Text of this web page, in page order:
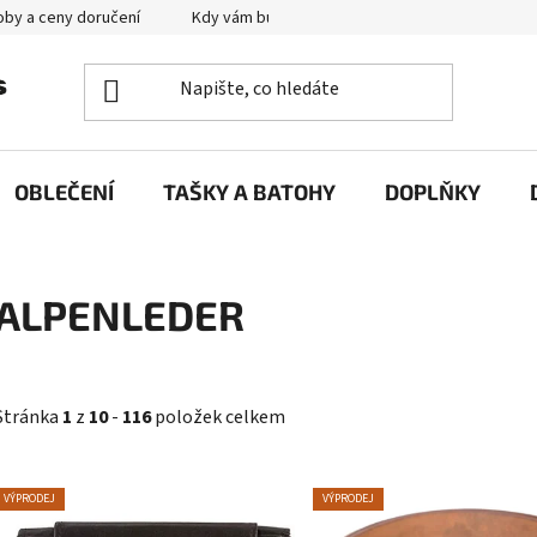
a ceny doručení Kdy vám bude zboží doručené?
OBLEČENÍ TAŠKY A BATOHY DOPLŇKY
1 z 10- 116položek celkem
VÝPRODEJ VÝPRODEJ